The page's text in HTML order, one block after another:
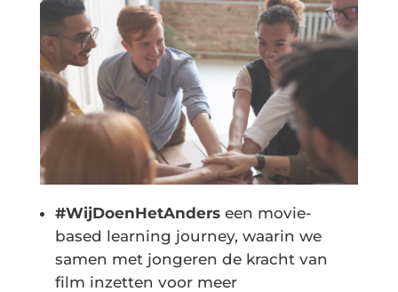
#WijDoenHetAnderseen movie-
based learning journey, waarin we
samen met jongeren de kracht van
film inzetten voor meer